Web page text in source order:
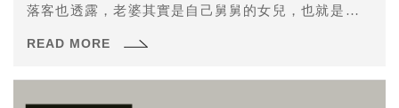
落客也透露，老婆其實是自己舅舅的女兒，也就是親表
READ MORE